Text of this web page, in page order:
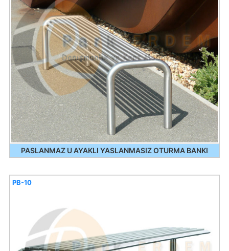
PASLANMAZ U AYAKLI YASLANMASIZ OTURMA BANKI
PB-10